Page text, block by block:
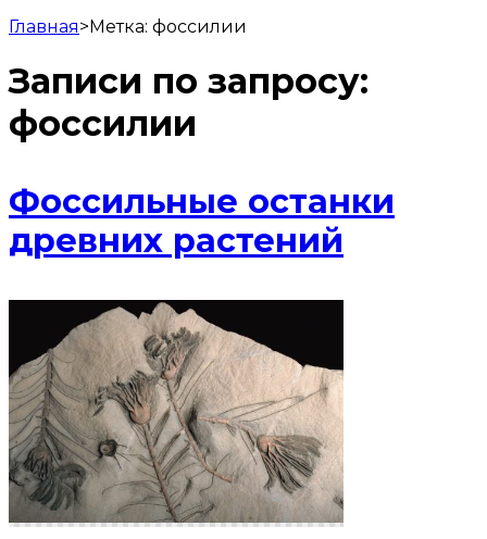
Главная>Метка: фоссилии
Записи по запросу:
фоссилии
Фоссильные останки
древних растений